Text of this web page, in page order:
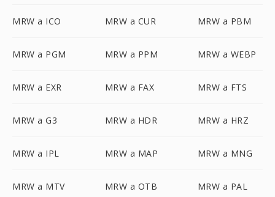
MRW a ICO MRW a CUR MRW a PBM
MRW a PGM MRW a PPM MRW a WEBP
MRW a EXR MRW a FAX MRW a FTS
MRW a G3 MRW a HDR MRW a HRZ
MRW a IPL MRW a MAP MRW a MNG
MRW a MTV MRW a OTB MRW a PAL